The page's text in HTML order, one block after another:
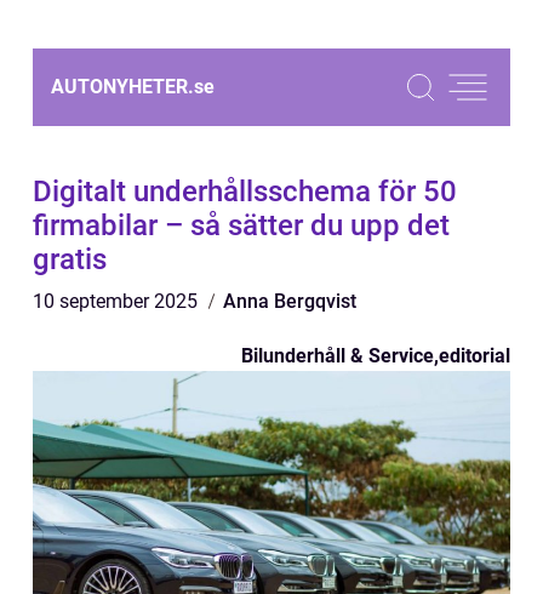
AUTONYHETER.se
Digitalt underhållsschema för 50
firmabilar – så sätter du upp det
gratis
10 september 2025 Anna Bergqvist
Bilunderhåll & Service,editorial